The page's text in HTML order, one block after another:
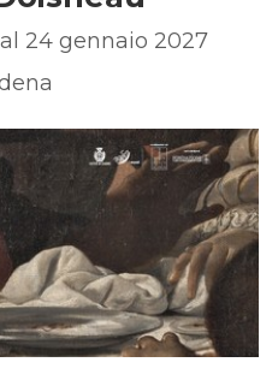
24 gennaio 2027